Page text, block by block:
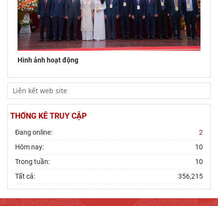
Hình ảnh hoạt động
THỐNG KÊ TRUY CẬP
Đang online:
2
Hôm nay:
10
Trong tuần:
10
Tất cả:
356,215